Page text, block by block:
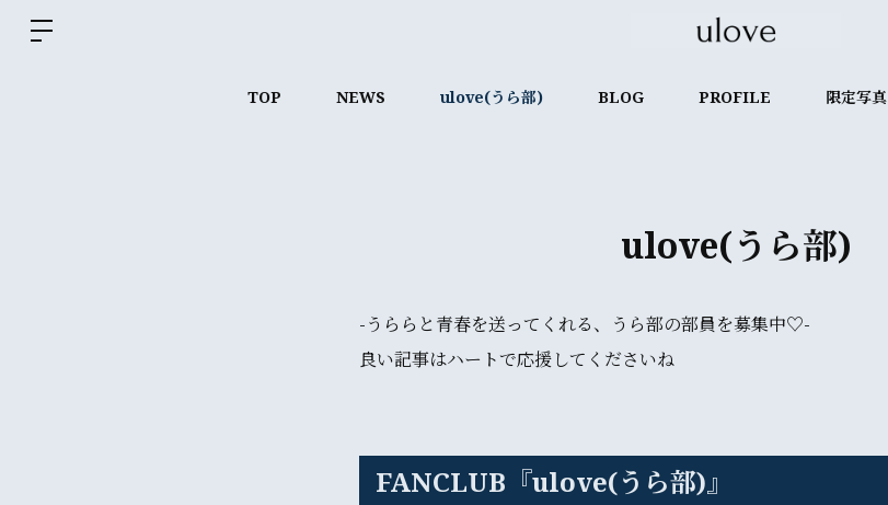
TOP NEWS ulove(うら部) BLOG PROFILE 限定写真
ulove(うら部)
-うららと青春を送ってくれる、うら部の部員を募集中♡-
良い記事はハートで応援してくださいね
FANCLUB『ulove(うら部)』